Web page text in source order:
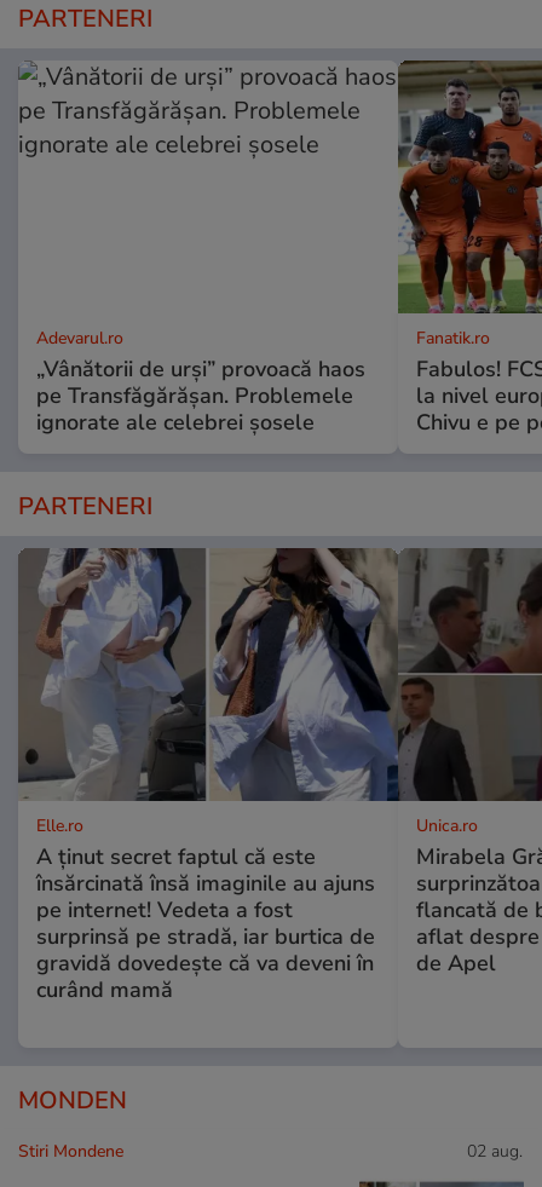
PARTENERI
Adevarul.ro
„Vânătorii de urși” provoacă haos
pe Transfăgărășan. Problemele
ignorate ale celebrei șosele
Fanatik.ro
Fabulos!
la nivel
Chivu e pe
PARTENERI
Elle.ro
A ținut secret faptul că este
însărcinată însă imaginile au ajuns
pe internet! Vedeta a fost
surprinsă pe stradă, iar burtica de
gravidă dovedește că va deveni în
curând mamă
Unica.ro
Mirabela
flancată de
aflat
de Apel
MONDEN
Stiri Mondene 02 aug.